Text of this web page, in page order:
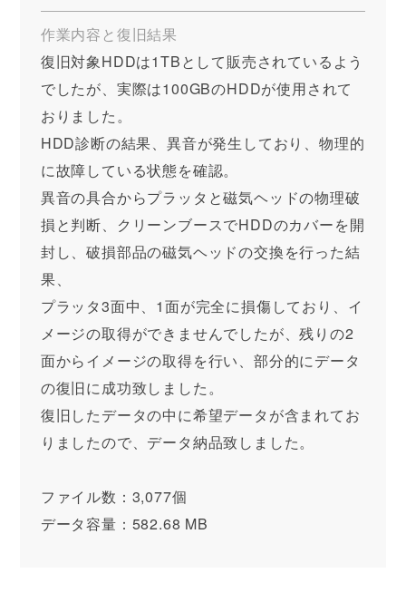
作業内容と復旧結果
復旧対象HDDは1TBとして販売されているよう
でしたが、実際は100GBのHDDが使用されて
おりました。
HDD診断の結果、異音が発生しており、物理的
に故障している状態を確認。
異音の具合からプラッタと磁気ヘッドの物理破
損と判断、クリーンブースでHDDのカバーを開
封し、破損部品の磁気ヘッドの交換を行った結
果、
プラッタ3面中、1面が完全に損傷しており、イ
メージの取得ができませんでしたが、残りの2
面からイメージの取得を行い、部分的にデータ
の復旧に成功致しました。
復旧したデータの中に希望データが含まれてお
りましたので、データ納品致しました。
ファイル数：3,077個
データ容量：582.68 MB